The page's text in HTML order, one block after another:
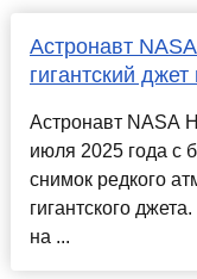
Астронавт
гигантский
Астронавт NASA
июля 2025 года с
снимок редкого
гигантского
на ...